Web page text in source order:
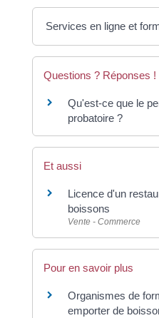
Services en ligne et
Questions ? Réponses !
Qu'est-ce que le
probatoire ?
Et aussi
Licence d'un
boissons
Vente - Commerce
Pour en savoir plus
Organismes de
emporter de